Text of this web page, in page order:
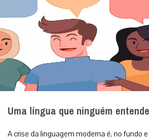
Uma língua que ninguém entende
A crise da linguagem moderna é, no fundo